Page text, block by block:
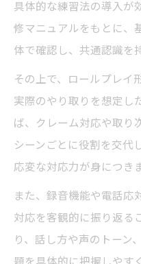
具体的な練習法の導入が
修マニュアルをもとに、
体で確認し、共通認識を
その上で、ロールプレイ
実際のやり取りを想定し
ば、クレーム対応や取り
シーンごとに役割を交代
応変な対応力が身につき
また、録音機能や電話応
対応を客観的に振り返る
り、話し方や声のトーン
題を具体的に把握しやす